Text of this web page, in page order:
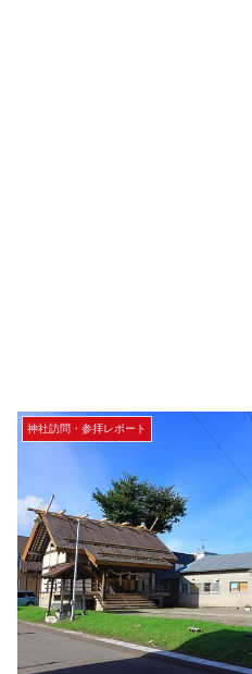
神社訪問・参拝レポート